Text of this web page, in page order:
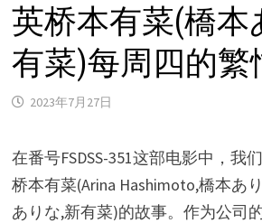
英桥本有菜(橋本
有菜)每周四的繁
2023年7月27日
在番号FSDSS-351这部电影中，我
桥本有菜(Arina Hashimoto,橋本あ
ありな,新有菜)的故事。作为公司